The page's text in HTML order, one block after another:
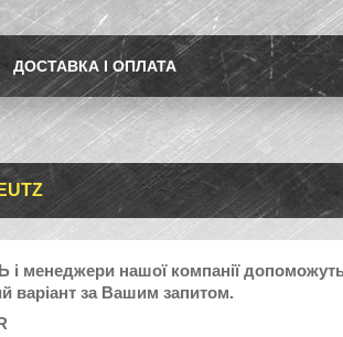
ДОСТАВКА І ОПЛАТА
менеджери нашої компанії
варіант за Вашим запитом.